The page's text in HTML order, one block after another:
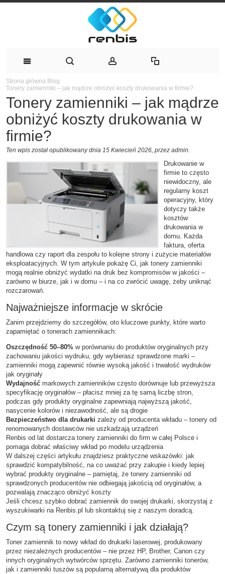
Strona główna Blog
Tonery zamienniki – jak mądrze obniżyć koszty drukowania w firmie?
Tonery zamienniki – jak mądrze
obniżyć koszty drukowania w
firmie?
Ten wpis został opublikowany dnia 15 Kwiecień 2026, przez admin
Drukowanie w
firmie to często
niewidoczny, ale
regularny koszt
operacyjny, który
dotyczy także
kosztów
drukowania w
domu. Każda
faktura, oferta
handlowa czy raport dla zespołu to kolejne strony i zużycie materiałów
eksploatacyjnych. W tym artykule pokażę Ci, jak tonery zamienniki
mogą realnie obniżyć wydatki na druk bez kompromisów w jakości –
zarówno w biurze, jak i w domu – i na co zwrócić uwagę, żeby uniknąć
rozczarowań.
Najważniejsze informacje w skrócie
Zanim przejdziemy do szczegółów, oto kluczowe punkty, które warto
zapamiętać o tonerach zamiennikach:
Oszczędność 50–80% w porównaniu do produktów oryginalnych przy
zachowaniu jakości wydruku, gdy wybierasz sprawdzone marki –
zamienniki mogą zapewnić równie wysoką jakość i trwałość wydruków
jak oryginały
Wydajność markowych zamienników często dorównuje lub przewyższa
specyfikację oryginałów – płacisz mniej za tę samą liczbę stron,
podczas gdy produkty oryginalne zapewniają najwyższą jakość,
nasycenie kolorów i niezawodność, ale są drogie
Bezpieczeństwo dla drukarki zależy od producenta wkładu – tonery od
renomowanych dostawców nie uszkadzają urządzeń
Renbis od lat dostarcza tonery zamienniki do firm w całej Polsce i
pomaga dobrać właściwy wkład po modelu urządzenia
W dalszej części artykułu znajdziesz praktyczne wskazówki: jak
sprawdzić kompatybilność, na co uważać przy zakupie i kiedy lepiej
wybrać produkty oryginalne – pamiętaj, że tonery zamienniki od
sprawdzonych producentów nie odbiegają jakością od oryginałów, a
pozwalają znacząco obniżyć koszty
Jeśli chcesz szybko dobrać zamiennik do swojej drukarki, skorzystaj z
wyszukiwarki na Renbis.pl lub skontaktuj się z naszym doradcą.
Czym są tonery zamienniki i jak działają?
Toner zamiennik to nowy wkład do drukarki laserowej, produkowany
przez niezależnych producentów – nie przez HP, Brother, Canon czy
innych oryginalnych wytwórców sprzętu. Zarówno zamienniki tonerów,
jak i zamienniki tuszów są popularną alternatywą dla produktów